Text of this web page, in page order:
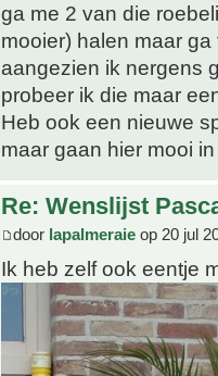
ga me 2 van die
mooier) halen maar
aangezien ik nergens
probeer ik die maar
Heb ook een nieuwe
maar gaan hier mooi
Re: Wenslijst
door lapalmeraie op 20 jul
Ik heb zelf ook eentje